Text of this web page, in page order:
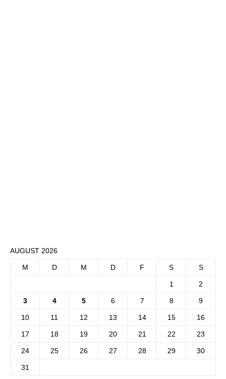
AUGUST 2026
M D M D F S S
1 2
3 4 5 6 7 8 9
10 11 12 13 14 15 16
17 18 19 20 21 22 23
24 25 26 27 28 29 30
31